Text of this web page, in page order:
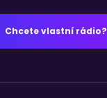
Chcete vlastní rádio?